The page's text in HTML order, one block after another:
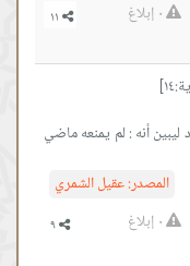
٠ إبلاغ
ليبين أنه : لم يمنعه ماضي
المصدر:عقيل الشمري
٠ إبلاغ